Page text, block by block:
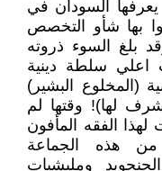
السودان في
بها شأو التخصص
بلغ السوء ذروته
اعلي سلطة دينية
(المخلوع البشير)
لها)! وقتها لم
لهذا الفقه المأفون
من هذه الجماعة
ومليشيات